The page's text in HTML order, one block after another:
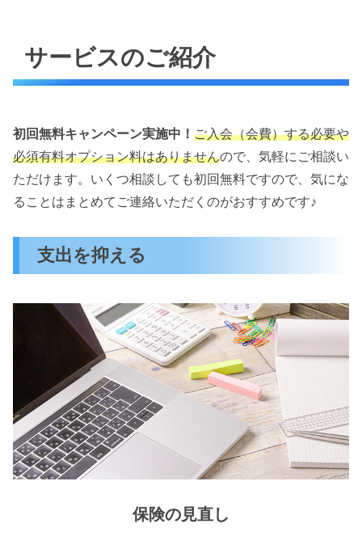
サービスのご紹介
初回無料キャンペーン実施中！ ご入会（会費）する必要や
必須有料オプション料はありませんので、気軽にご相談い
ただけます。いくつ相談しても初回無料ですので、気にな
ることはまとめてご連絡いただくのがおすすめです♪
支出を抑える
保険の見直し